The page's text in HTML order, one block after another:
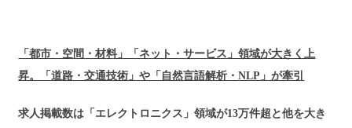
「都市・空間・材料」「ネット・サービス」領域が大きく上
昇。「道路・交通技術」や「自然言語解析・NLP」が牽引
求人掲載数は「エレクトロニクス」領域が13万件超と他を大き